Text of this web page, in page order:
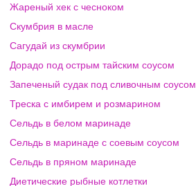
Жареный хек с чесноком
Скумбрия в масле
Сагудай из скумбрии
Дорадо под острым тайским соусом
Запеченый судак под сливочным соусом
Треска с имбирем и розмарином
Сельдь в белом маринаде
Сельдь в маринаде с соевым соусом
Сельдь в пряном маринаде
Диетические рыбные котлетки